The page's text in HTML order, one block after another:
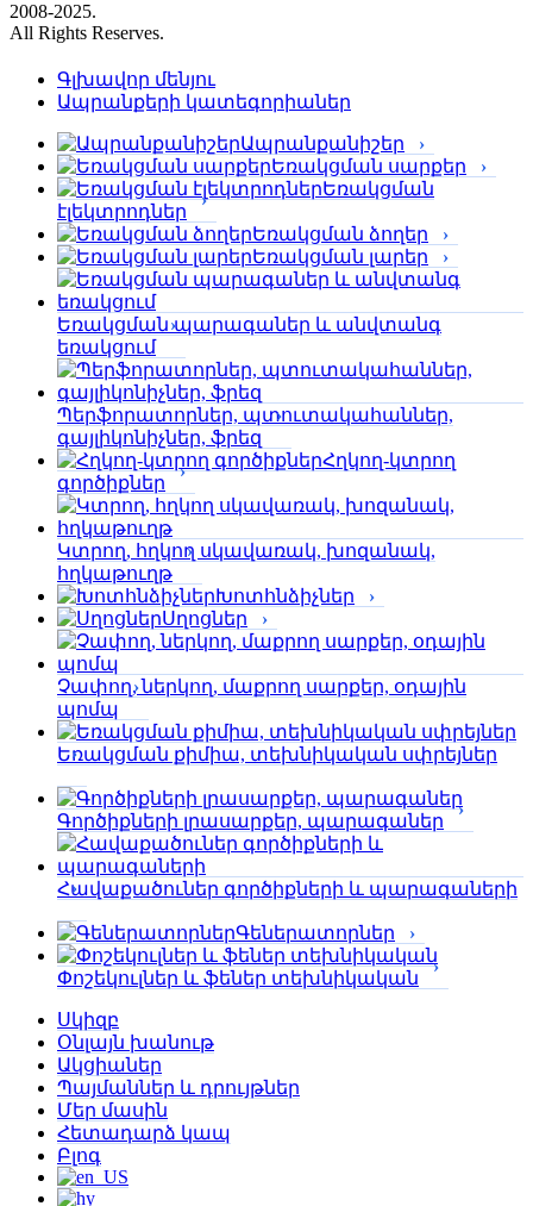
2008-2025.
All Rights Reserves.
Գլխավոր մենյու
Ապրանքերի կատեգորիաներ
Ապրանքանիշեր
Եռակցման սարքեր
Եռակցման
էլեկտրոդներ
Եռակցման ձողեր
Եռակցման լարեր
Եռակցման պարագաներ և անվտանգ
եռակցում
Պերֆորա­տորներ, պտուտակահաններ,
գայլիկոնիչներ, ֆրեզ
Հղկող-կտրող
գործիքներ
Կտրող, հղկող սկավառակ, խոզանակ,
հղկաթուղթ
Խոտհնձիչներ
Սղոցներ
Չափող, ներկող, մաքրող սարքեր, օդային
պոմպ
Եռակցման քիմիա, տեխնիկական սփրեյներ
Գործիքների լրասարքեր, պարագաներ
Հավաքածուներ գործիքների և պարագաների
Գեներատորներ
Փոշեկուլներ և ֆեներ տեխնիկական
Սկիզբ
Օնլայն խանութ
Ակցիաներ
Պայմաններ և դրույթներ
Մեր մասին
Հետադարձ կապ
Բլոգ